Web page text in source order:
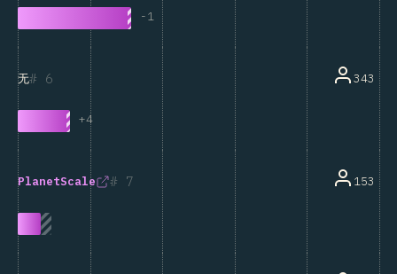
-1
6
无
+4
343
7
PlanetScale 153